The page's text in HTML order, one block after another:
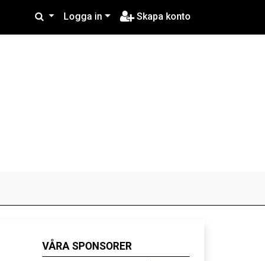
Logga in Skapa konto
VÅRA SPONSORER